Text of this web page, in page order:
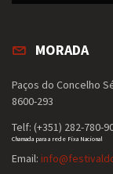
MORADA
Paços do Concelho
8600-293
Telf: (+351) 282-780-
Chamada para a rede Fixa Nacional
Email: